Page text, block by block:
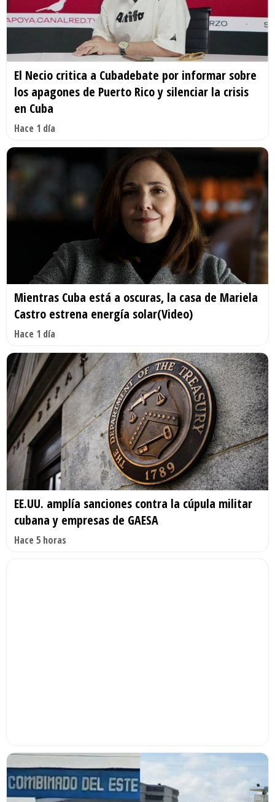
El Necio critica a Cubadebate por informar sobre
los apagones de Puerto Rico y silenciar la crisis
en Cuba
Hace 1 día
Mientras Cuba está a oscuras, la casa de Mariela
Castro estrena energía solar(Video)
Hace 1 día
EE.UU. amplía sanciones contra la cúpula militar
cubana y empresas de GAESA
Hace 5 horas